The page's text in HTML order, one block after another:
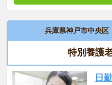
兵庫県神戸市中央区
特別養護
日